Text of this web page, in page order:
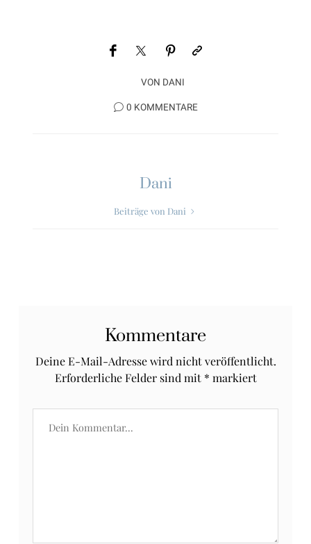
VON DANI
0 KOMMENTARE
Dani
Beiträge von Dani
Kommentare
Deine E-Mail-Adresse wird nicht veröffentlicht.
Erforderliche Felder sind mit * markiert